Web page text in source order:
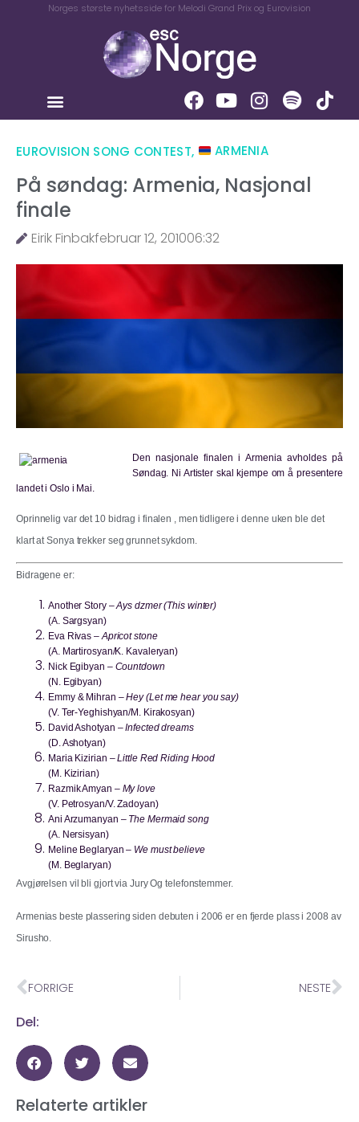
Norges største nyhetsside for Melodi Grand Prix og Eurovision
EUROVISION SONG CONTEST, ARMENIA
På søndag: Armenia, Nasjonal
finale
Eirik Finbakfebruar 12, 201006:32
Den nasjonale finalen i Armenia avholdes på
Søndag. Ni Artister skal kjempe om å presentere
landet i Oslo i Mai.
Oprinnelig var det 10 bidrag i finalen , men tidligere i denne uken ble det
klart at Sonya trekker seg grunnet sykdom.
Bidragene er:
Another Story –Ays dzmer (This winter)
(A. Sargsyan)
Eva Rivas –Apricot stone
(A. Martirosyan/K. Kavaleryan)
Nick Egibyan – Countdown
(N. Egibyan)
Emmy & Mihran –Hey (Let me hear you say)
(V. Ter-Yeghishyan/M. Kirakosyan)
David Ashotyan –Infected dreams
(D. Ashotyan)
Maria Kizirian –Little Red Riding Hood
(M. Kizirian)
Razmik Amyan –My love
(V. Petrosyan/V. Zadoyan)
Ani Arzumanyan – The Mermaid song
(A. Nersisyan)
Meline Beglaryan– We must believe
(M. Beglaryan)
Avgjørelsen vil bli gjort via Jury Og telefonstemmer.
Armenias beste plassering siden debuten i 2006 er en fjerde plass i 2008 av
Sirusho.
FORRIGE NESTE
Del:
Relaterte artikler